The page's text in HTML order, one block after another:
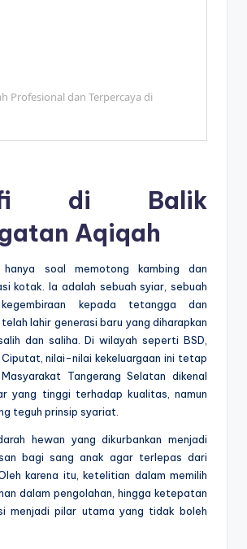
Profesional dan Terpercaya di
di Balik
Aqiqah
hanya soal memotong kambing dan
kotak. Ia adalah sebuah syiar, sebuah
kegembiraan kepada tetangga dan
lahir generasi baru yang diharapkan
dan saliha. Di wilayah seperti BSD,
nilai-nilai kekeluargaan ini tetap
Tangerang Selatan dikenal
yang tinggi terhadap kualitas, namun
teguh prinsip syariat.
hewan yang dikurbankan menjadi
bagi sang anak agar terlepas dari
karena itu, ketelitian dalam memilih
dalam pengolahan, hingga ketepatan
menjadi pilar utama yang tidak boleh